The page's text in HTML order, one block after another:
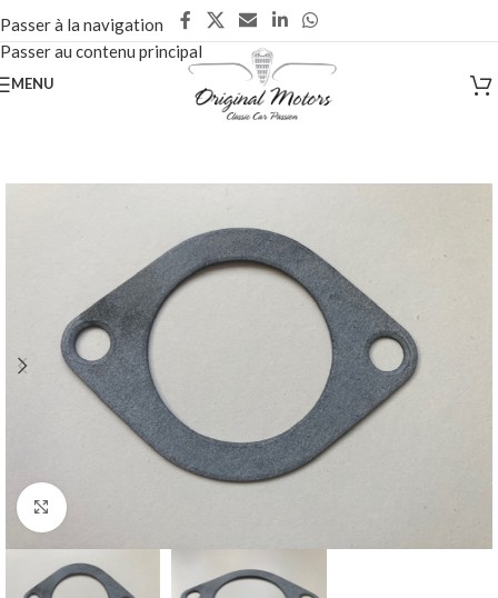
Passer à la navigation
Passer au contenu principal
MENU
Cliquez pour agrandir